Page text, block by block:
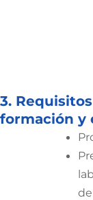
3.
formación y